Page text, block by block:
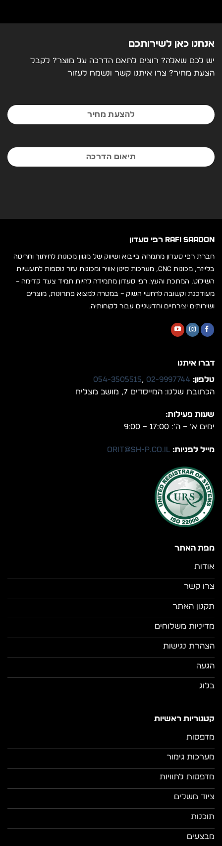
אנחנו כאן לשירותכם
יש לכם שאלה? רוצים לתאם הדרכה על מוצר? לקבל
הצעת מחיר? צרו איתנו קשר ונשמח לעזור
להצעת מחיר
תיאום הדרכה
RAFI SAADON רפי סעדון
חברת רפי סעדון מתמחה בייבוא ושיווק של מגוון מכונות לחיתוך וחריטה
בלייזר, מכונות CNC, מערכות סינון אוויר ומכונות עזר נוספות לתעשיות
השילוט, המתכת והעץ. רפי סעדון מתמידה להיות תמיד צעד קדימה –
מעודכנת וקשובה לרחשי השוק – במטרה למצוא פתרונות, מוצרים
ושירותים יצירתיים וחדשניים עבור לקוחותיה.
מפת האתר
אודות
צרו קשר
תקנון האתר
מדיניות משלוחים
הצהרת נגישות
הגעה
בלוג
קטגוריות ראשיות
מדפסות
מערכות גימור
מדפסות לתוויות
ציוד משלים
תוכנות
מבצעים
דברו איתנו
טלפון: 02-9997744
,
054-3505515
הכתובת שלנו: המייסדים 7, מושב מצליח
שעות פעילות:
ימים א’ – ה’: 17:00 – 9:00
מייל לפניות: orit@sh-p.co.il